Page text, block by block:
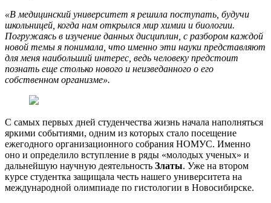
«В медицинский университет я решила поступать, будучи
школьницей, когда нам открылся мир химии и биологии.
Погружаясь в изучение данных дисциплин, с разбором каждой
новой темы я понимала, что именно эти науки представляют
для меня наибольший интерес, ведь человеку предстоит
познать еще столько нового и неизведанного о его
собственном организме».
С самых первых дней студенчества жизнь начала наполняться
яркими событиями, одним из которых стало посещение
ежегодного организационного собрания НОМУС. Именно
оно и определило вступление в ряды «молодых ученых» и
дальнейшую научную деятельность Златы. Уже на втором
курсе студентка защищала честь нашего университета на
международной олимпиаде по гистологии в Новосибирске.